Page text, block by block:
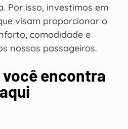
Por isso, investimos em
visam proporcionar o
comodidade e
nossos passageiros.
você encontra
aqui